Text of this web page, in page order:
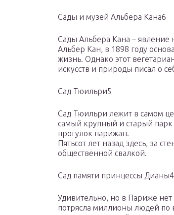
Сады и музей Альбера Кана6
Сады Альбера Кана –
Альбер Кан, в 1898 году
жизнь. Однако этот
искусств и природы писал о
Сад Тюильри5
Сад Тюильри лежит в самом
самый крупный и старый
прогулок парижан.
Пятьсот лет назад здесь, за
общественной свалкой.
Сад памяти принцессы Дианы4
Удивительно, но в Париже
потрясла миллионы людей по